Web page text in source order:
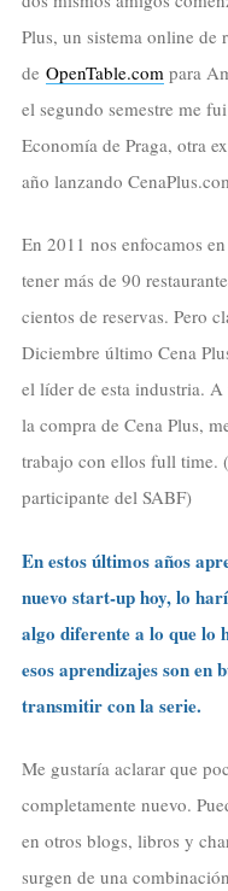
Plus, un sistema online de
de OpenTable.com para
el segundo semestre me
Economía de Praga, otra
año lanzando
En 2011 nos enfocamos
tener más de 90
cientos de reservas. Pero
Diciembre último Cena
el líder de esta industria.
la compra de Cena Plus,
trabajo con ellos full time.
participante del SABF)
En estos últimos años
nuevo start-up hoy, lo
algo diferente a lo que lo
esos aprendizajes son en
transmitir con la serie.
Me gustaría aclarar que
completamente nuevo.
en otros blogs, libros y
surgen de una